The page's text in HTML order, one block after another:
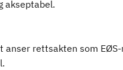
akseptabel.
anser rettsakten som